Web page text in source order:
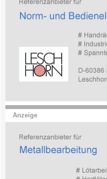
Anzeige